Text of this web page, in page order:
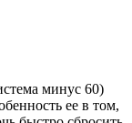
минус 60)
ее в том,